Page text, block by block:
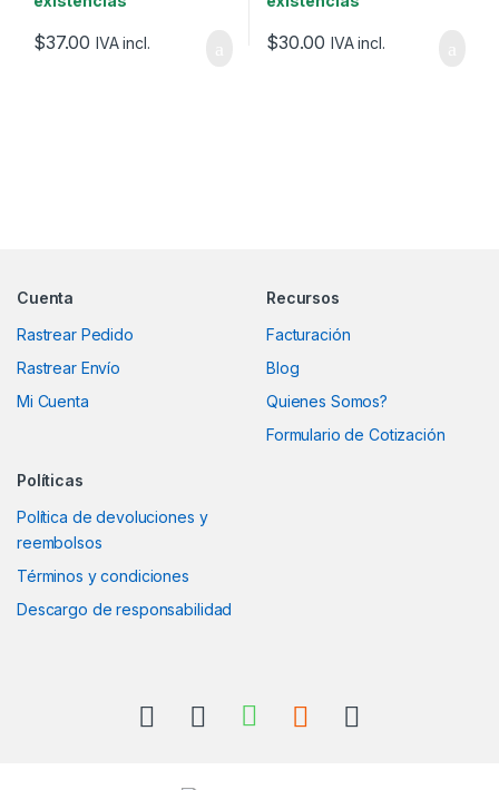
$37.00 IVA incl. $30.00 IVA incl.
Cuenta
Rastrear Pedido
Rastrear Envío
Mi Cuenta
Recursos
Facturación
Blog
Quienes Somos?
Formulario de Cotización
Políticas
Política de devoluciones y
reembolsos
Términos y condiciones
Descargo de responsabilidad